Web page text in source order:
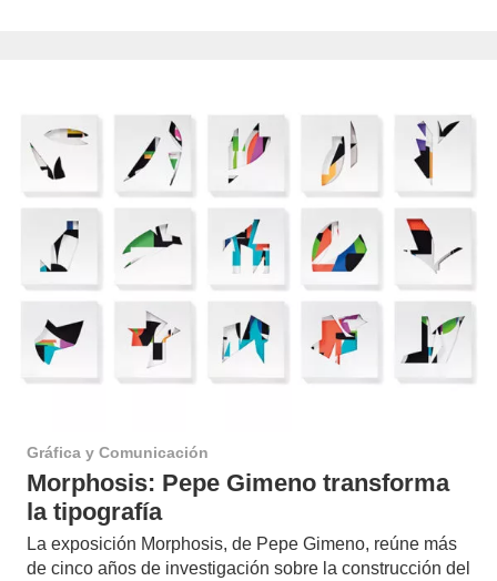
Gráfica y Comunicación
Morphosis: Pepe Gimeno transforma
la tipografía
La exposición Morphosis, de Pepe Gimeno, reúne más
de cinco años de investigación sobre la construcción del